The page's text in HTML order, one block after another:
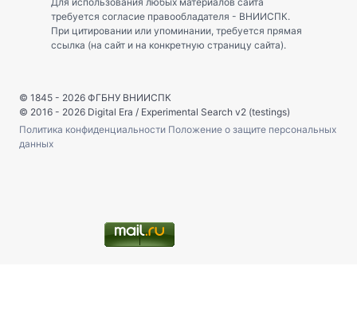
требуется согласие правообладателя - ВНИИСПК.
При цитировании или упоминании, требуется прямая
ссылка (на сайт и на конкретную страницу сайта).
© 1845 - 2026 ФГБНУ ВНИИСПК
© 2016 - 2026 Digital Era / Experimental Search v2 (testings)
Политика конфиденциальности Положение о защите персональных
данных